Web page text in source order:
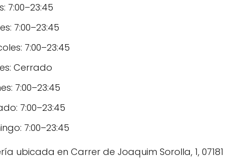
7:00–23:45
7:00–23:45
7:00–23:45
Cerrado
7:00–23:45
7:00–23:45
7:00–23:45
ubicada en Carrer de Joaquim Sorolla, 1,